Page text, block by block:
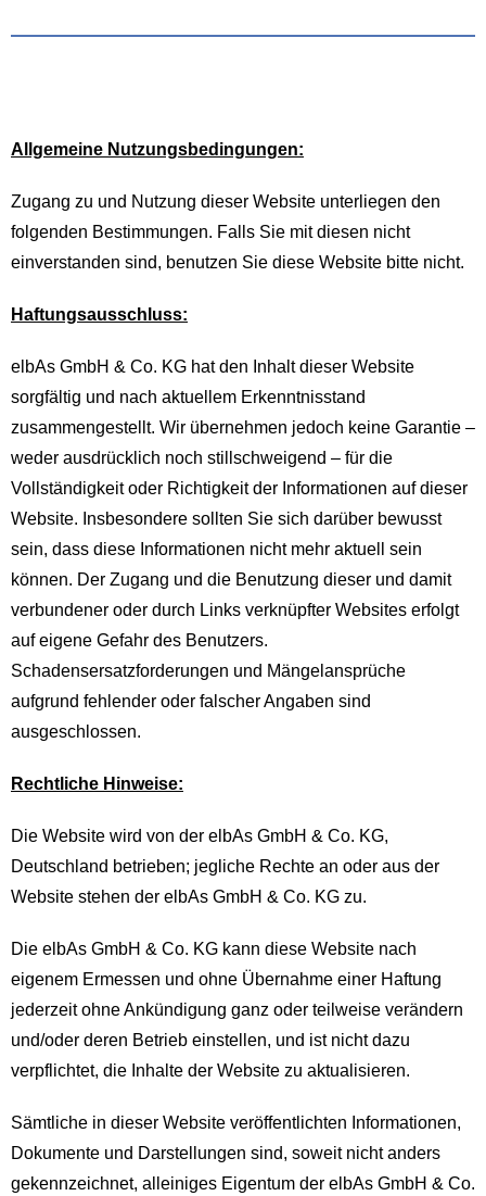
Allgemeine Nutzungsbedingungen:
Zugang zu und Nutzung dieser Website unterliegen den
folgenden Bestimmungen. Falls Sie mit diesen nicht
einverstanden sind, benutzen Sie diese Website bitte nicht.
Haftungsausschluss:
elbAs GmbH & Co. KG hat den Inhalt dieser Website
sorgfältig und nach aktuellem Erkenntnisstand
zusammengestellt. Wir übernehmen jedoch keine Garantie –
weder ausdrücklich noch stillschweigend – für die
Vollständigkeit oder Richtigkeit der Informationen auf dieser
Website. Insbesondere sollten Sie sich darüber bewusst
sein, dass diese Informationen nicht mehr aktuell sein
können. Der Zugang und die Benutzung dieser und damit
verbundener oder durch Links verknüpfter Websites erfolgt
auf eigene Gefahr des Benutzers.
Schadensersatzforderungen und Mängelansprüche
aufgrund fehlender oder falscher Angaben sind
ausgeschlossen.
Rechtliche Hinweise:
Die Website wird von der elbAs GmbH & Co. KG,
Deutschland betrieben; jegliche Rechte an oder aus der
Website stehen der elbAs GmbH & Co. KG zu.
Die elbAs GmbH & Co. KG kann diese Website nach
eigenem Ermessen und ohne Übernahme einer Haftung
jederzeit ohne Ankündigung ganz oder teilweise verändern
und/oder deren Betrieb einstellen, und ist nicht dazu
verpflichtet, die Inhalte der Website zu aktualisieren.
Sämtliche in dieser Website veröffentlichten Informationen,
Dokumente und Darstellungen sind, soweit nicht anders
gekennzeichnet, alleiniges Eigentum der elbAs GmbH & Co.